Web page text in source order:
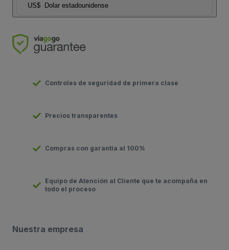
US$ Dolar estadounidense
Controles de seguridad de primera clase
Precios transparentes
Compras con garantía al 100%
Equipo de Atención al Cliente que te acompaña en
todo el proceso
Nuestra empresa